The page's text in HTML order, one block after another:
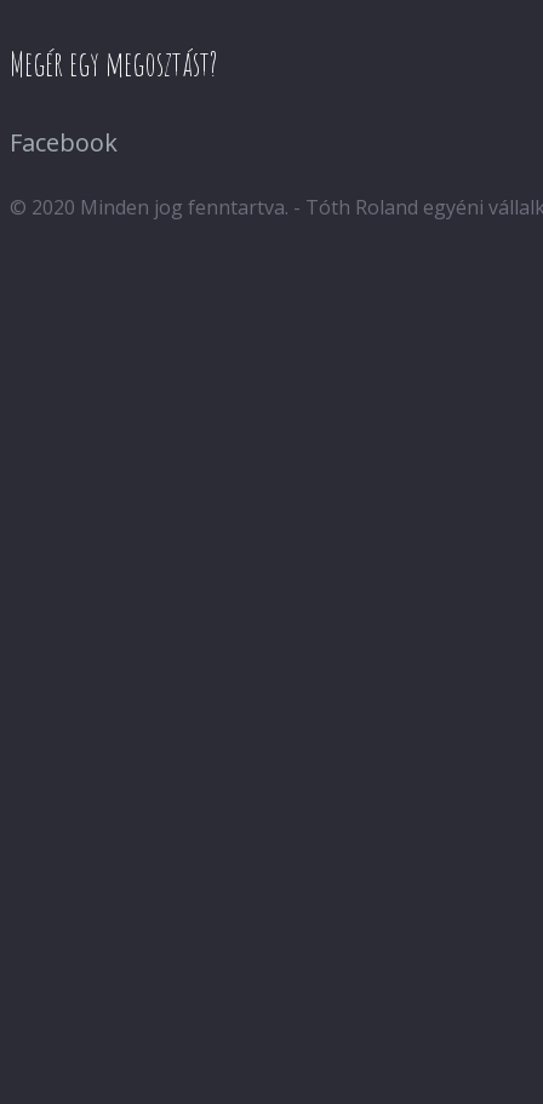
Megér egy megosztást?
Facebook
© 2020 Minden jog fenntartva. - Tóth Roland egyéni